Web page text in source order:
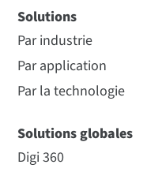
Solutions
Par industrie
Par application
Par la technologie
Solutions globales
Digi 360